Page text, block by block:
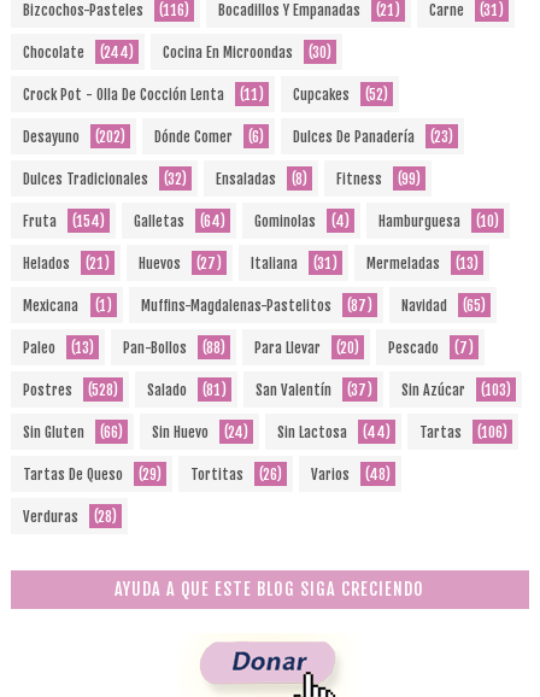
Bizcochos-Pasteles (116) Bocadillos Y Empanadas (21) Carne (31)
Chocolate (244) Cocina En Microondas (30)
Crock Pot - Olla De Cocción Lenta (11) Cupcakes (52)
Desayuno (202) Dónde Comer (6) Dulces De Panadería (23)
Dulces Tradicionales (32) Ensaladas (8) Fitness (99)
Fruta (154) Galletas (64) Gominolas (4) Hamburguesa (10)
Helados (21) Huevos (27) Italiana (31) Mermeladas (13)
Mexicana (1) Muffins-Magdalenas-Pastelitos (87) Navidad (65)
Paleo (13) Pan-Bollos (88) Para Llevar (20) Pescado (7)
Postres (528) Salado (81) San Valentín (37) Sin Azúcar (103)
Sin Gluten (66) Sin Huevo (24) Sin Lactosa (44) Tartas (106)
Tartas De Queso (29) Tortitas (26) Varios (48)
Verduras (28)
AYUDA A QUE ESTE BLOG SIGA CRECIENDO